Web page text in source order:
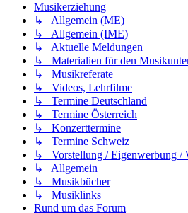
Musikerziehung
↳ Allgemein (ME)
↳ Allgemein (IME)
↳ Aktuelle Meldungen
↳ Materialien für den
↳ Musikreferate
↳ Videos, Lehrfilme
↳ Termine Deutschland
↳ Termine Österreich
↳ Konzerttermine
↳ Termine Schweiz
↳ Vorstellung / Eigenwerbung /
↳ Allgemein
↳ Musikbücher
↳ Musiklinks
Rund um das Forum